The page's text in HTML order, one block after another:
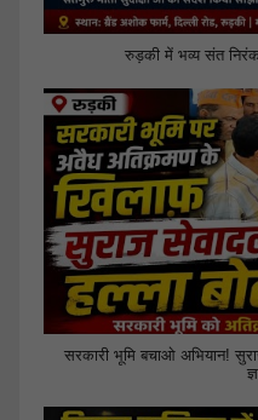
रुड़की में भव्य संत
सरकारी भूमि बचाओ अभियान!